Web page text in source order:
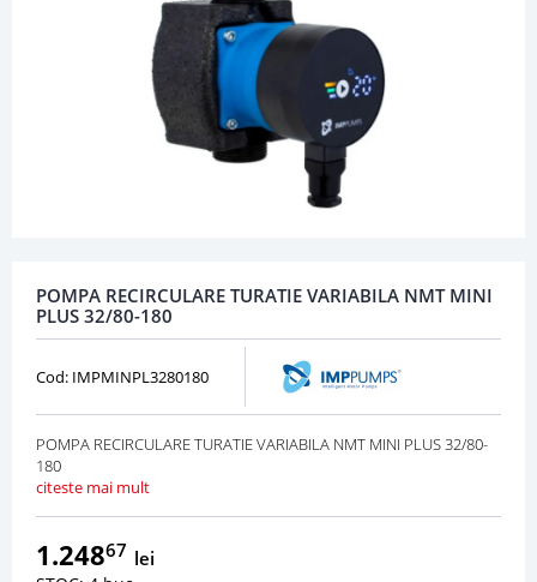
POMPA RECIRCULARE TURATIE VARIABILA NMT MINI
PLUS 32/80-180
Cod: IMPMINPL3280180
POMPA RECIRCULARE TURATIE VARIABILA NMT MINI PLUS 32/80-
180
citeste mai mult
1.24867 lei